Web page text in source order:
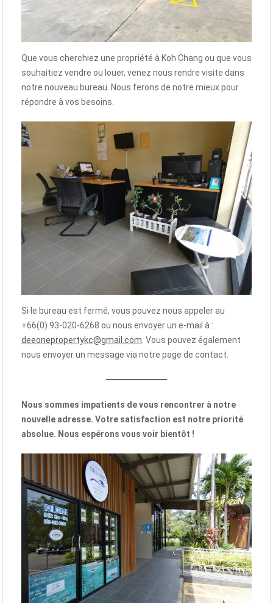
Que vous cherchiez une propriété à Koh Chang ou que vous
souhaitiez vendre ou louer, venez nous rendre visite dans
notre nouveau bureau. Nous ferons de notre mieux pour
répondre à vos besoins.
Si le bureau est fermé, vous pouvez nous appeler au
+66(0) 93-020-6268 ou nous envoyer un e-mail à :
deeonepropertykc@gmail.com . Vous pouvez également
nous envoyer un message via notre page de contact.
Nous sommes impatients de vous rencontrer à notre
nouvelle adresse. Votre satisfaction est notre priorité
absolue. Nous espérons vous voir bientôt !